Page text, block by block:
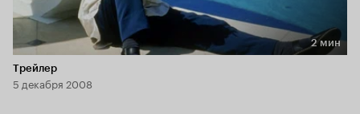
Длительность 2 мин
2 мин
Трейлер
5 декабря 2008